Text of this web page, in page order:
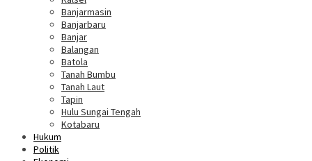
Banjarmasin
Banjarbaru
Banjar
Balangan
Batola
Tanah Bumbu
Tanah Laut
Tapin
Hulu Sungai Tengah
Kotabaru
Hukum
Politik